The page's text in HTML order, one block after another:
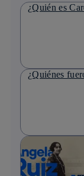
¿Quién es
¿Quiénes